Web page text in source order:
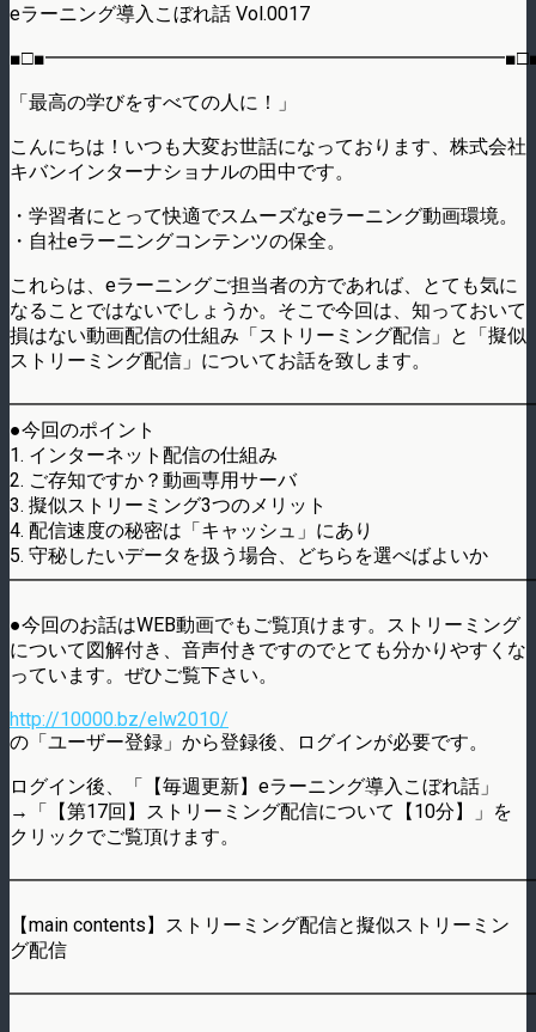
eラーニング導入こぼれ話 Vol.0017
「最高の学びをすべての人に！」
こんにちは！いつも大変お世話になっております、株式会社
キバンインターナショナルの田中です。
・学習者にとって快適でスムーズなeラーニング動画環境。
・自社eラーニングコンテンツの保全。
これらは、eラーニングご担当者の方であれば、とても気に
なることではないでしょうか。そこで今回は、知っておいて
損はない動画配信の仕組み「ストリーミング配信」と「擬似
ストリーミング配信」についてお話を致します。
●今回のポイント
1. インターネット配信の仕組み
2. ご存知ですか？動画専用サーバ
3. 擬似ストリーミング3つのメリット
4. 配信速度の秘密は「キャッシュ」にあり
5. 守秘したいデータを扱う場合、どちらを選べばよいか
●今回のお話はWEB動画でもご覧頂けます。ストリーミング
について図解付き、音声付きですのでとても分かりやすくな
っています。ぜひご覧下さい。
http://10000.bz/elw2010/
の「ユーザー登録」から登録後、ログインが必要です。
ログイン後、「【毎週更新】eラーニング導入こぼれ話」
→「【第17回】ストリーミング配信について【10分】」を
クリックでご覧頂けます。
【main contents】ストリーミング配信と擬似ストリーミン
グ配信